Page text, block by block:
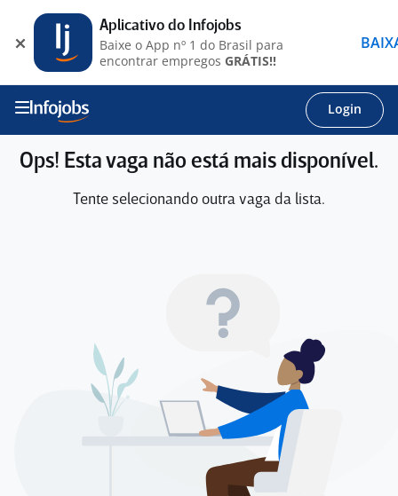
Login
Ops! Esta vaga não está mais disponível.
Tente selecionando outra vaga da lista.
Aplicativo do Infojobs
Baixe o App nº 1 do Brasil para
encontrar empregos GRÁTIS!!